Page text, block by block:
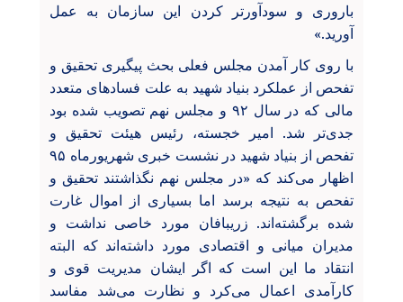
باروری و سودآورتر کردن این سازمان به عمل
آورید.»
با روی کار آمدن مجلس فعلی بحث پیگیری تحقیق و
تفحص از عملکرد بنیاد شهید به علت فسادهای متعدد
مالی که در سال ۹۲ و مجلس نهم تصویب شده بود
جدی‌تر شد. امیر خجسته، رئیس هیئت تحقیق و
تفحص از بنیاد شهید در نشست خبری شهریورماه ۹۵
اظهار می‌کند که «در مجلس نهم نگذاشتند تحقیق و
تفحص به نتیجه برسد اما بسیاری از اموال غارت
شده برگشته‌اند. زریبافان مورد خاصی نداشت و
مدیران میانی و اقتصادی مورد داشته‌اند که البته
انتقاد ما این است که اگر ایشان مدیریت قوی و
کارآمدی اعمال می‌کرد و نظارت می‌شد مفاسد